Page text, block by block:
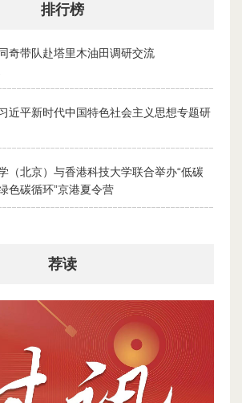
排行榜
奇带队赴塔里木油田调研交流
近平新时代中国特色社会主义思想专题研
（北京）与香港科技大学联合举办“低碳
色碳循环”京港夏令营
荐读